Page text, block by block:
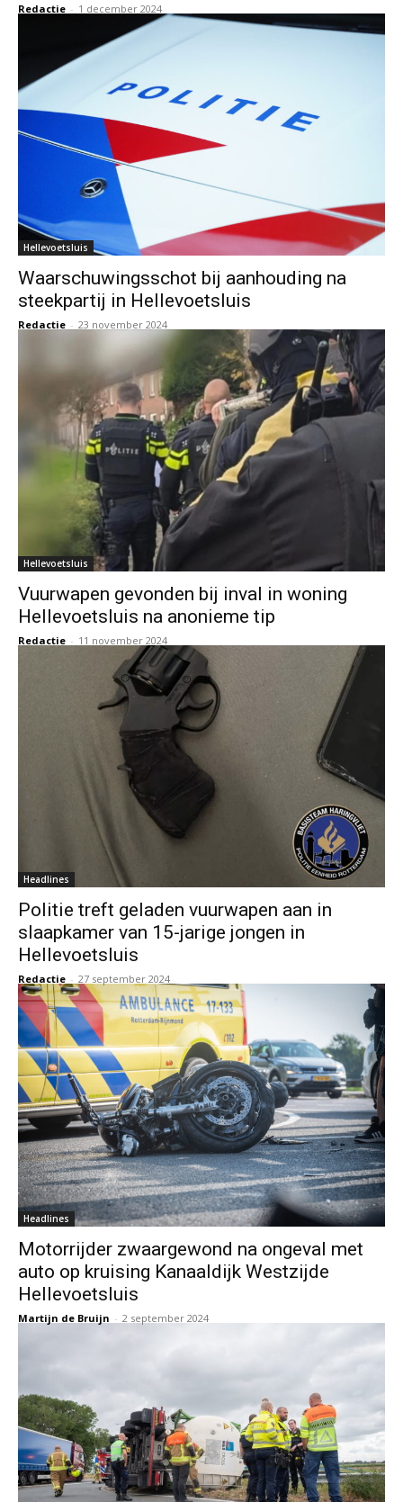
Redactie - 1 december 2024
Hellevoetsluis
Waarschuwingsschot bij aanhouding na
steekpartij in Hellevoetsluis
Redactie - 23 november 2024
Hellevoetsluis
Vuurwapen gevonden bij inval in woning
Hellevoetsluis na anonieme tip
Redactie - 11 november 2024
Headlines
Politie treft geladen vuurwapen aan in
slaapkamer van 15-jarige jongen in
Hellevoetsluis
Redactie - 27 september 2024
Headlines
Motorrijder zwaargewond na ongeval met
auto op kruising Kanaaldijk Westzijde
Hellevoetsluis
Martijn de Bruijn - 2 september 2024